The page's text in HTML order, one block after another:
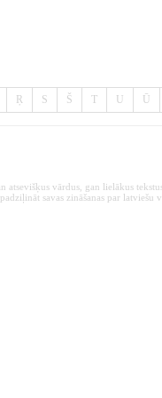
Ŗ S Š T U Ū
vārdus, gan lielākus
savas zināšanas par latviešu